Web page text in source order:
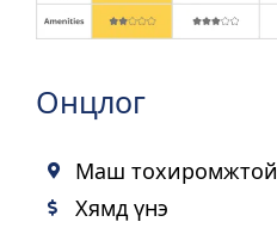
Онцлог
Маш тохиромжтой
Хямд үнэ